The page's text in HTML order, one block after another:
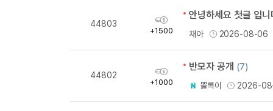
44803
획
득
+1500
안녕하세요 첫글 입니
채아 2026-08-06
44802
획
득
+1000
반모자 공개 (7)
뽈록이
2026-